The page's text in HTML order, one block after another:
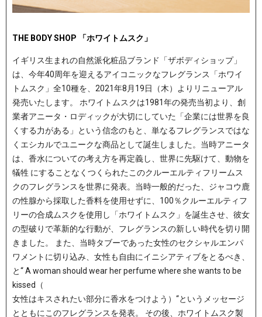
THE BODY SHOP 「ホワイトムスク」
イギリス生まれの自然派化粧品ブランド「ザボディショップ」
は、今年40周年を迎えるアイコニックなフレグランス「ホワイ
トムスク」全10種を、2021年8月19日（木）よりリニューアル
発売いたします。 ホワイトムスクは1981年の発売当初より、創
業者アニータ・ロディックが大切にしていた「企業には世界を良
くする力がある」という信念のもと、単なるフレグランスではな
くエシカルでユニークな商品として誕生しました。当時アニータ
は、香水についての考え方を再定義し、世界に先駆けて、動物を
犠牲 にすることなくつくられたこのクルーエルティフリームス
クのフレグランスを世界に発表。当時一般的だった、ジャコウ鹿
の性腺から採取した香料を使用せずに、100％クルーエルティフ
リーの合成ムスクを使用し「ホワイトムスク」を誕生させ、彼女
の型破りで革新的な行動が、フレグランスの新しい時代を切り開
きました。 また、当時タブーであった女性のセクシャルエンパ
ワメントに切り込み、女性も自由にイニシアティブをとるべき、
と“ A woman should wear her perfume where she wants to be
kissed（
女性はキスされたい部分に香水をつけよう）“というメッセージ
とともにこのフレグランスを発表。 その後、ホワイトムスク製